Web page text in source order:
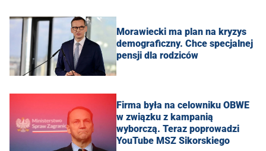
Morawiecki ma plan na kryzys
demograficzny. Chce specjalnej
pensji dla rodziców
Firma była na celowniku OBWE
w związku z kampanią
wyborczą. Teraz poprowadzi
YouTube MSZ Sikorskiego